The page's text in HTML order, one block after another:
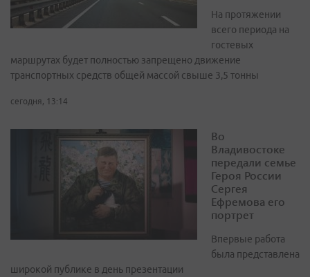
На протяжении
всего периода на
гостевых
маршрутах будет полностью запрещено движение
транспортных средств общей массой свыше 3,5 тонны
сегодня, 13:14
Во
Владивостоке
передали семье
Героя России
Сергея
Ефремова его
портрет
Впервые работа
была представлена
широкой публике в день презентации